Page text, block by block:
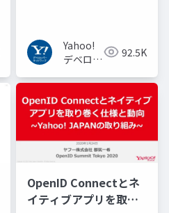
Yahoo!
デベロッ
トワーク
92.5K
OpenID Connectとネ
イティブアプリを取り